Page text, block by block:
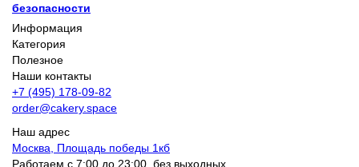
безопасности
Информация
Категория
Полезное
Наши контакты
+7 (495) 178-09-82
order@cakery.space
Наш адрес
Москва, Площадь победы 1кб
Работаем с 7:00 до 23:00, без выходных